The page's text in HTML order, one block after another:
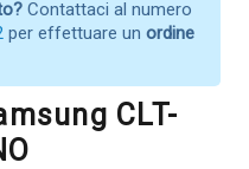
Contattaci al numero
per effettuare un ordine
CLT-